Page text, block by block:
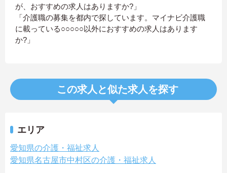
が、おすすめの求人はありますか?」
「介護職の募集を都内で探しています。マイナビ介護職
に載っている○○○○○以外におすすめの求人はあります
か?」
この求人と似た求人を探す
エリア
愛知県の介護・福祉求人
愛知県名古屋市中村区の介護・福祉求人